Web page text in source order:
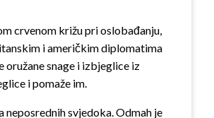
crvenom križu pri oslobađanju,
i američkim diplomatima
oružane snage i izbjeglice iz
i pomaže im.
svjedoka. Odmah je